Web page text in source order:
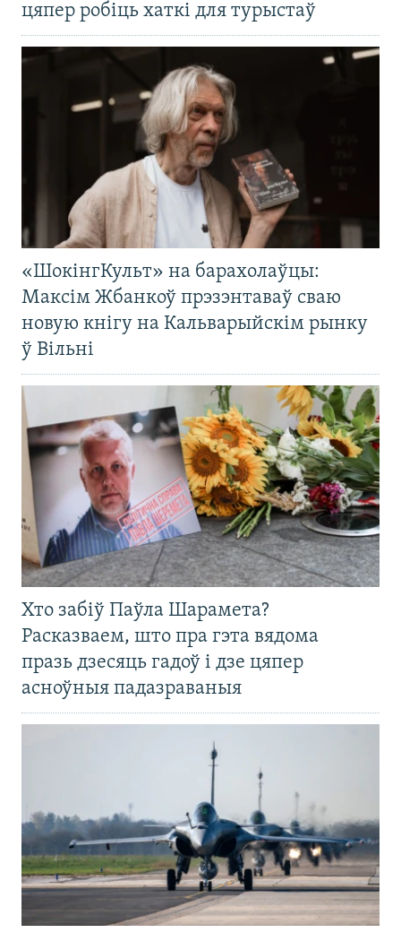
цяпер робіць хаткі для турыстаў
«ШокінгКульт» на барахолаўцы:
Максім Жбанкоў прэзэнтаваў сваю
новую кнігу на Кальварыйскім рынку
ў Вільні
Хто забіў Паўла Шарамета?
Расказваем, што пра гэта вядома
празь дзесяць гадоў і дзе цяпер
асноўныя падазраваныя